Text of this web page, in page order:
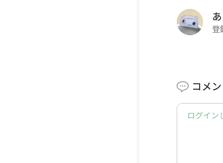
３．（２
４．（３
５．1セ
りかける
８．180
９．焼き
登
コメ
ログイン